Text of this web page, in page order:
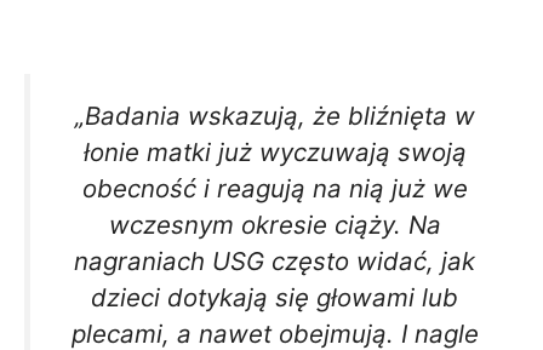
„Badania wskazują, że bliźnięta w
łonie matki już wyczuwają swoją
obecność i reagują na nią już we
wczesnym okresie ciąży. Na
nagraniach USG często widać, jak
dzieci dotykają się głowami lub
plecami, a nawet obejmują. I nagle